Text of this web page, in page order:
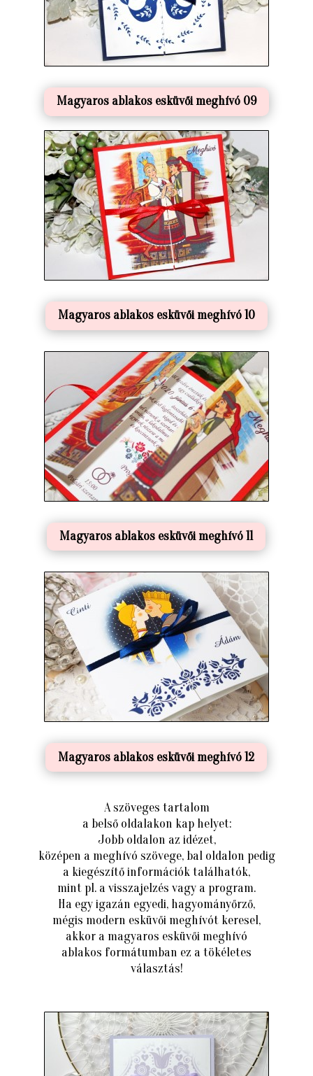
Magyaros ablakos esküvői meghívó 09
Magyaros ablakos esküvői meghívó 10
Magyaros ablakos esküvői meghívó 11
Magyaros ablakos esküvői meghívó 12
A szöveges tartalom
a belső oldalakon kap helyet:
Jobb oldalon az idézet,
középen a meghívó szövege, bal oldalon pedig
a kiegészítő információk találhatók,
mint pl. a visszajelzés vagy a program.
Ha egy igazán egyedi, hagyományőrző,
mégis modern esküvői meghívót keresel,
akkor a magyaros esküvői meghívó
ablakos formátumban ez a tökéletes
választás!